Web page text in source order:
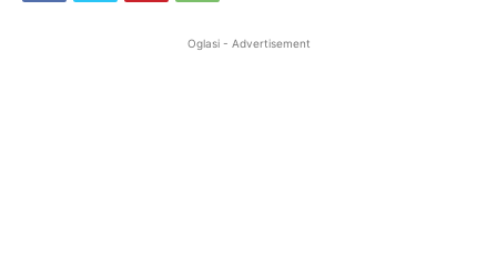
Oglasi - Advertisement